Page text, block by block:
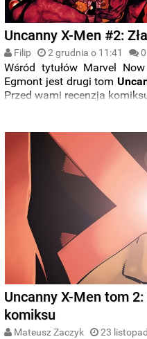
Uncanny X-Men #2:
Filip 2 grudnia o 11:41 0
Wśród tytułów Marvel
Egmont jest drugi tom
Przed wami recenzja
Uncanny X-Men tom
komiksu
Mateusz Zaczyk 23